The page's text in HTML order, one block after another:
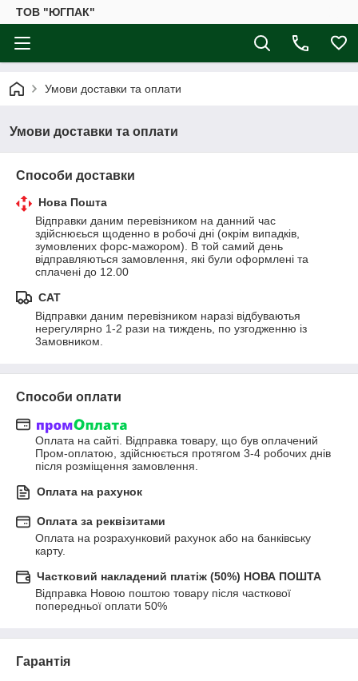
ТОВ "ЮГПАК"
Умови доставки та оплати
Умови доставки та оплати
Способи доставки
Нова Пошта
Відправки даним перевізником на данний час
здійснюєься щоденно в робочі дні (окрім випадків,
зумовлених форс-мажором). В той самий день
відправляються замовлення, які були оформлені та
сплачені до 12.00
САТ
Відправки даним перевізником наразі відбуваютья
нерегулярно 1-2 рази на тиждень, по узгодженню із
3амовником.
Способи оплати
Оплата на сайті. Відправка товару, що був оплачений
Пром-оплатою, здійснюється протягом 3-4 робочих днів
після розміщення замовлення.
Оплата на рахунок
Оплата за реквізитами
Оплата на розрахунковий рахунок або на банківську
карту.
Частковий накладений платіж (50%) НОВА ПОШТА
Відправка Новою поштою товару після часткової
попередньої оплати 50%
Гарантія